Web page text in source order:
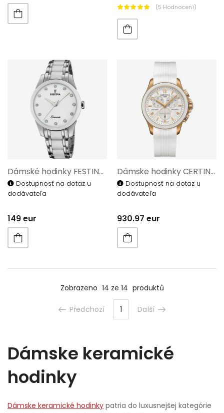
(5 Hodnocení)
Dámské hodinky FESTINA Ceramic 20499/1
Dostupnosť na dotaz u
dodávateľa
149 eur
Dámske hodinky CERTINA DS First Lady Ceramic C030.217.37.037.00
Dostupnosť na dotaz u
dodávateľa
930.97 eur
Zobrazeno 14 ze 14 produktů
Předchozí 1 Další
Dámske keramické
hodinky
Dámske keramické hodinky patria do luxusnejšej kategórie